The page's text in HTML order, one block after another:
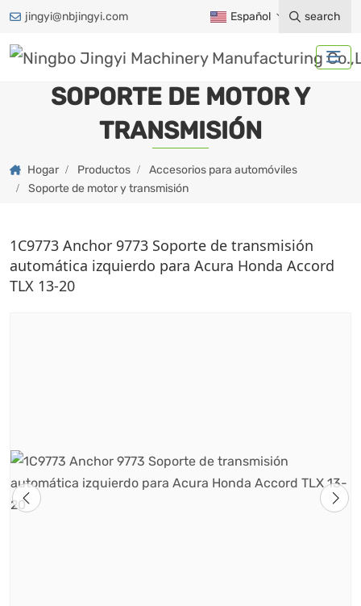
jingyi@nbjingyi.com Español search
SOPORTE DE MOTOR Y
TRANSMISIÓN
Hogar Productos
Accesorios para automóviles
Soporte de motor y transmisión
1C9773 Anchor 9773 Soporte de transmisión
automática izquierdo para Acura Honda Accord
TLX 13-20